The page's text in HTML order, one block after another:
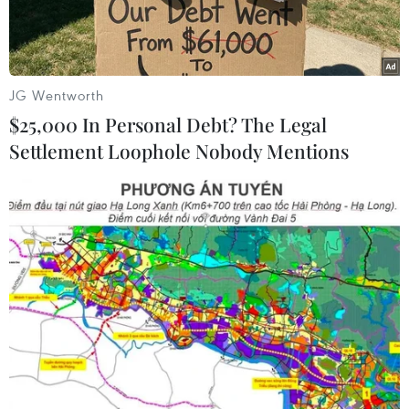
(Nguồn: S&P Global Ratings)
Theo một báo cáo mới từ Hãng xếp hạng tín
nhiệm toàn cầu S&P Global Ratings, tỷ lệ phần
trăm các công ty vỡ nợ hơn một lần đã chạm
mức cao thứ hai kể từ năm 2008.
Khoảng 35% tổng số vụ vỡ nợ trên toàn cầu
JG Wentworth
$25,000 In Personal Debt? The Legal
Settlement Loophole Nobody Mentions